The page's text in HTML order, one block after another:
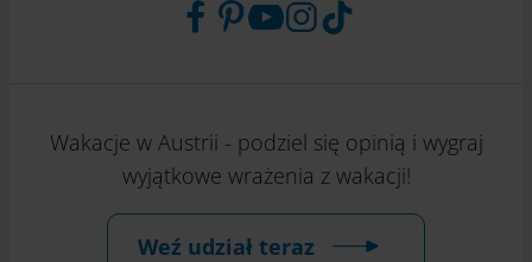
Wakacje w Austrii - podziel się opinią i wygraj
wyjątkowe wrażenia z wakacji!
Weź udział teraz